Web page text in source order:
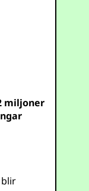
miljoner